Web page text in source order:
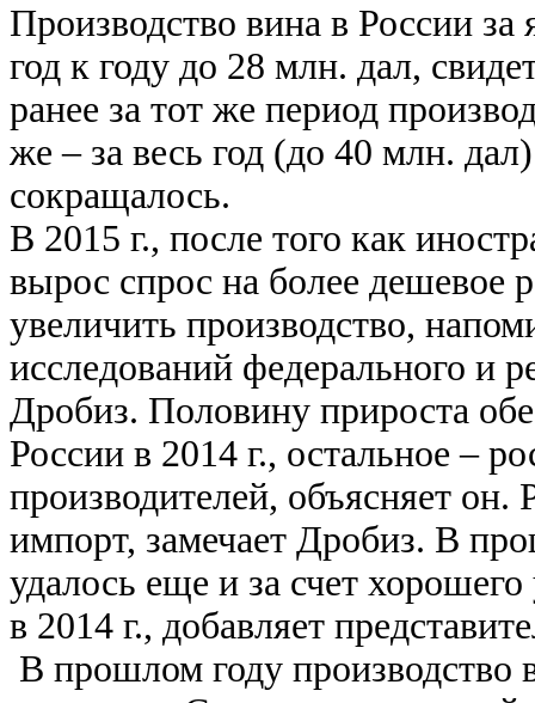
Производство вина в России за
год к году до 28 млн. дал,
ранее за тот же период
же – за весь год (до 40 млн.
сокращалось.
В 2015 г., после того как
вырос спрос на более дешевое
увеличить производство,
исследований федерального и
Дробиз. Половину прироста
России в 2014 г., остальное –
производителей, объясняет
импорт, замечает Дробиз. В
удалось еще и за счет
в 2014 г., добавляет
В прошлом году производство